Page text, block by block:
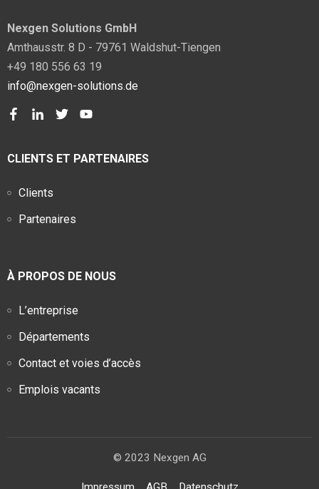
Nexgen Solutions GmbH
Amthausstr. 8 D - 79761 Waldshut-Tiengen
+49 180 556 63 19
info@nexgen-solutions.de
CLIENTS ET PARTENAIRES
Clients
Partenaires
À PROPOS DE NOUS
L’entreprise
Départements
Contact et voies d’accès
Emplois vacants
© 2023 Nexgen AG